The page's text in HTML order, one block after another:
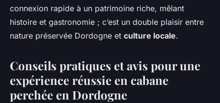
connexion rapide à un patrimoine riche, mêlant
histoire et gastronomie ; c’est un double plaisir entre
nature préservée Dordogne et culture locale.
Conseils pratiques et avis pour une
expérience réussie en cabane
perchée en Dordogne